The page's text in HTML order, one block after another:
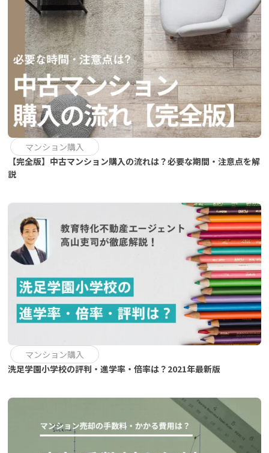
マンション購入
【完全版】中古マンション購入の流れは？必要な期間・注意点を解
説
マンション購入
洗足学園小学校の評判・進学率・倍率は？2021年最新版